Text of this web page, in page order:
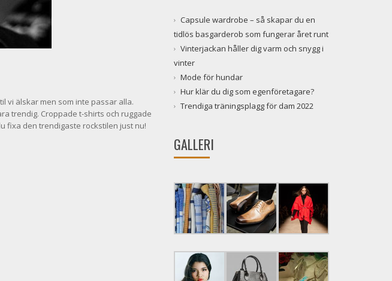
vi älskar men som inte passar alla.
trendig. Croppade t-shirts och ruggade
fixa den trendigaste rockstilen just nu!
Capsule wardrobe – så skapar du en
tidlös basgarderob som fungerar året runt
Vinterjackan håller dig varm och snygg i
vinter
Mode för hundar
Hur klär du dig som egenföretagare?
Trendiga träningsplagg för dam 2022
GALLERI